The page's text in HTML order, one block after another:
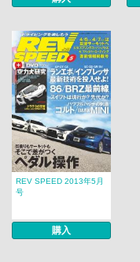
REV SPEED 2013年5月
号
購入